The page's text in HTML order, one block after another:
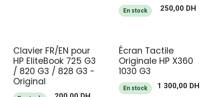
250,00 DH
En stock
Clavier FR/EN pour
HP EliteBook 725 G3
/ 820 G3 / 828 G3 -
Original
Écran Tactile
Originale HP X360
1030 G3
1 300,00DH
En stock